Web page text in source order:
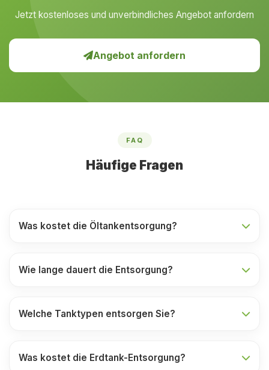
Jetzt kostenloses und unverbindliches Angebot anfordern
Angebot anfordern
FAQ
Häufige Fragen
Was kostet die Öltankentsorgung?
Wie lange dauert die Entsorgung?
Welche Tanktypen entsorgen Sie?
Was kostet die Erdtank-Entsorgung?